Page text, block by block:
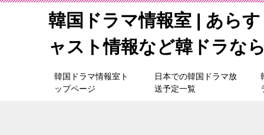
韓国ドラマ情報室 | あら
ャスト情報など韓ドラな
韓国ドラマ情報室ト
ップページ
日本での韓国ドラマ放
送予定一覧